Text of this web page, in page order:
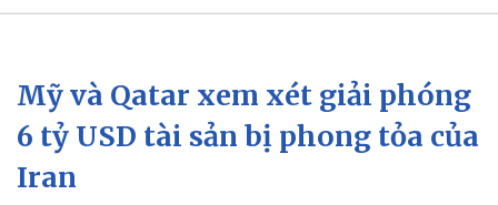
Chính trị
Đảng
Tổ chức nhân sự
Quốc hội
Xã hội
Tin 24h
Dự báo thời tiết
Mỹ và Qatar xem xét giải phóng
6 tỷ USD tài sản bị phong tỏa của
Iran